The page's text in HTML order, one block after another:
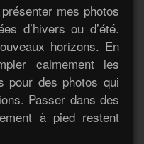
mes photos
d’hivers ou d’été.
horizons. En
calmement les
pour des photos qui
Passer dans des
à pied restent